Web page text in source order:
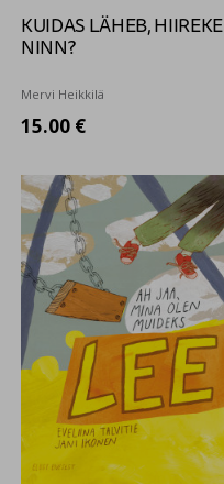
KUIDAS LÄHEB, HIIREKE
NINN?
Mervi Heikkilä
15.00 €